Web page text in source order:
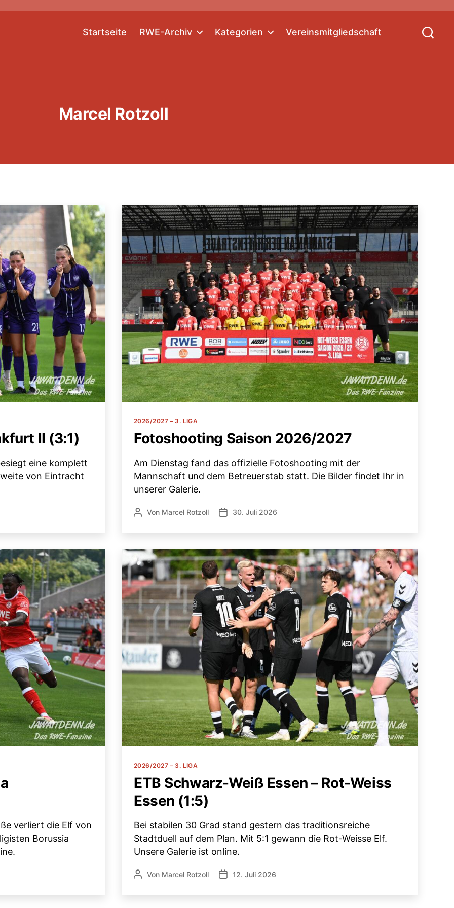
Startseite RWE-Archiv Kategorien Vereinsmitgliedschaft
Marcel Rotzoll
II (3:1)
eine komplett
von Eintracht
Kategorien
2026/2027 – 3. LIGA
Fotoshooting Saison 2026/2027
Am Dienstag fand das offizielle Fotoshooting mit der
Mannschaft und dem Betreuerstab statt. Die Bilder findet Ihr in
unserer Galerie.
Beitragsautor
Von Marcel Rotzoll Veröffentlichungsdatum
30. Juli 2026
verliert die Elf von
Borussia
Kategorien
2026/2027 – 3. LIGA
ETB Schwarz-Weiß Essen – Rot-Weiss
Essen (1:5)
Bei stabilen 30 Grad stand gestern das traditionsreiche
Stadtduell auf dem Plan. Mit 5:1 gewann die Rot-Weisse Elf.
Unsere Galerie ist online.
Beitragsautor
Von Marcel Rotzoll Veröffentlichungsdatum
12. Juli 2026